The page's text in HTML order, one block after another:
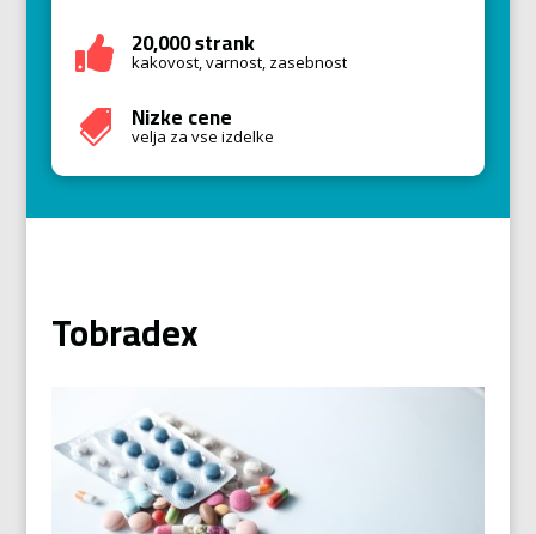
 20,000 strank
kakovost, varnost, zasebnost
 Nizke cene
velja za vse izdelke
Tobradex